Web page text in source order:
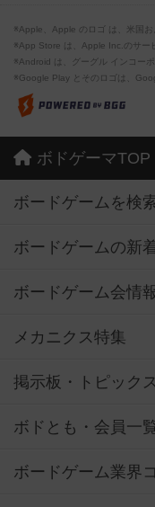
※Apple、Apple のロゴ は、米国
※App Store は、Apple Inc.のサー
※Android は、グーグル インコー
※Google Play とそのロゴは、
ボドゲーマTOP
ボードゲームを検
ボードゲームの新
ボードゲーム会情
メカニクス特集
掲示板・トピック
ボドとも・会員一
ボードゲーム業界